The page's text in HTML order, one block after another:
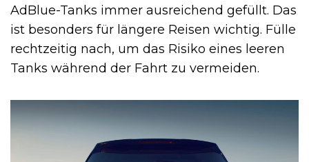
AdBlue-Tanks immer ausreichend gefüllt. Das
ist besonders für längere Reisen wichtig. Fülle
rechtzeitig nach, um das Risiko eines leeren
Tanks während der Fahrt zu vermeiden.